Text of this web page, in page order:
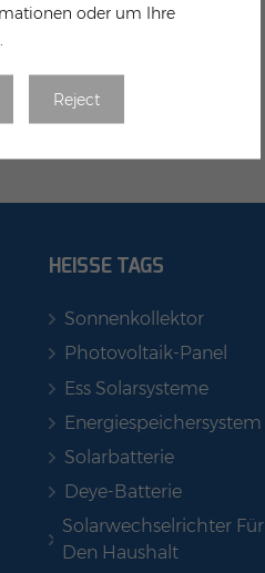
oder um Ihre
Reject
HEISSE TAGS
Sonnenkollektor
Photovoltaik-Panel
Ess Solarsysteme
Energiespeichersystem
Solarbatterie
Deye-Batterie
Solarwechselrichter Für
Den Haushalt